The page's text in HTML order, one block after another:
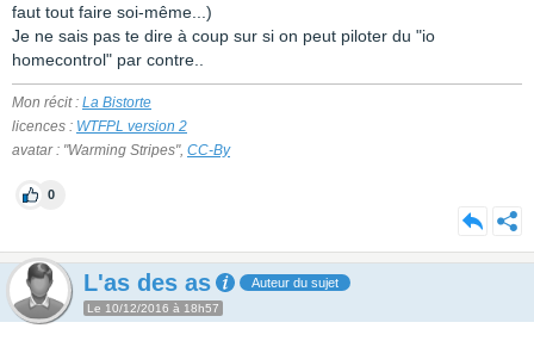
faut tout faire soi-même...)
Je ne sais pas te dire à coup sur si on peut piloter du "io
homecontrol" par contre..
Mon récit : La Bistorte
licences : WTFPL version 2
avatar : "Warming Stripes", CC-By
0
L'as des as Auteur du sujet
Le 10/12/2016 à 18h57